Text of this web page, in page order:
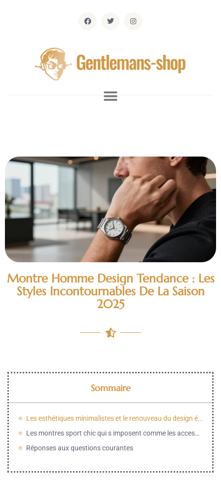
Montre Homme Design Tendance : Les
Styles Incontournables De La Saison
2025
Sommaire
Les esthétiques minimalistes et le renouveau du design épuré pour l année 2025
Les montres sport chic qui s imposent comme les accessoires polyvalents du quotidien
Réponses aux questions courantes